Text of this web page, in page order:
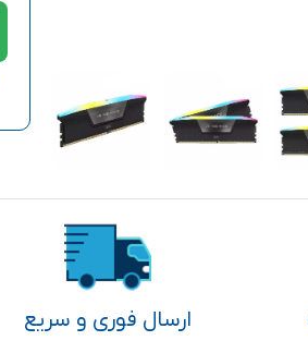
ارسال فوری و سریع